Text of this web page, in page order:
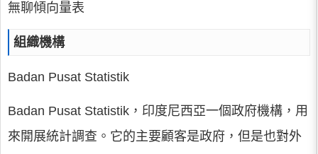
無聊傾向量表
組織機構
Badan Pusat Statistik
Badan Pusat Statistik，印度尼西亞一個政府機構，用
來開展統計調查。它的主要顧客是政府，但是也對外